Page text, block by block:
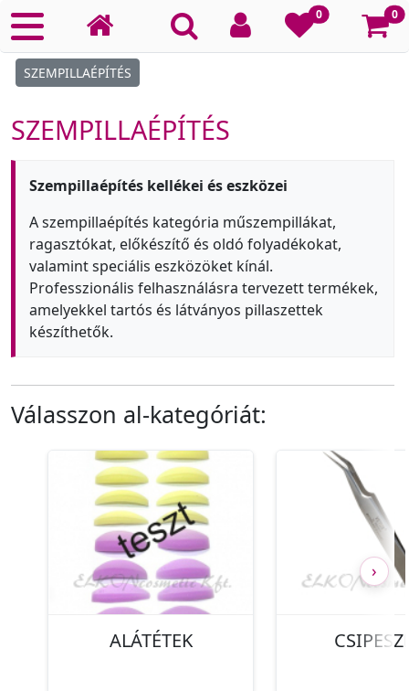
0 0
SZEMPILLAÉPÍTÉS
SZEMPILLAÉPÍTÉS
Szempillaépítés kellékei és eszközei
A szempillaépítés kategória műszempillákat,
ragasztókat, előkészítő és oldó folyadékokat,
valamint speciális eszközöket kínál.
Professzionális felhasználásra tervezett termékek,
amelyekkel tartós és látványos pillaszettek
készíthetők.
Válasszon al-kategóriát:
ALÁTÉTEK
›